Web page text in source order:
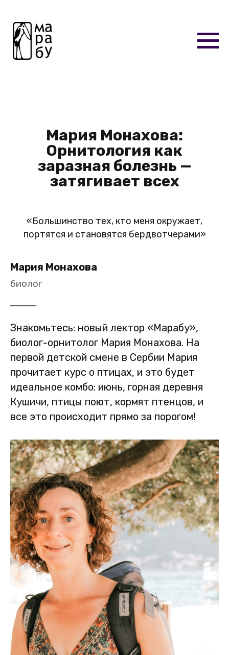
Мария Монахова:
Орнитология как
заразная болезнь —
затягивает всех
«Большинство тех, кто меня окружает,
портятся и становятся бердвотчерами»
Мария Монахова
биолог
Знакомьтесь: новый лектор «Марабу»,
биолог-орнитолог Мария Монахова. На
первой детской смене в Сербии Мария
прочитает курс о птицах, и это будет
идеальное комбо: июнь, горная деревня
Кушичи, птицы поют, кормят птенцов, и
все это происходит прямо за порогом!